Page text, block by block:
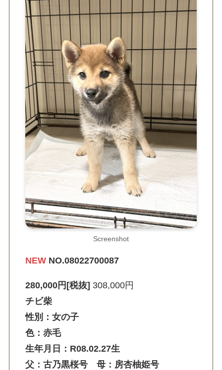
Screenshot
NEW NO.08022700087
280,000円[税抜] 308,000円
チビ柴
性別：女の子
色：赤毛
生年月日：R08.02.27生
父：古乃黒桜号 母：房杏柚姫号